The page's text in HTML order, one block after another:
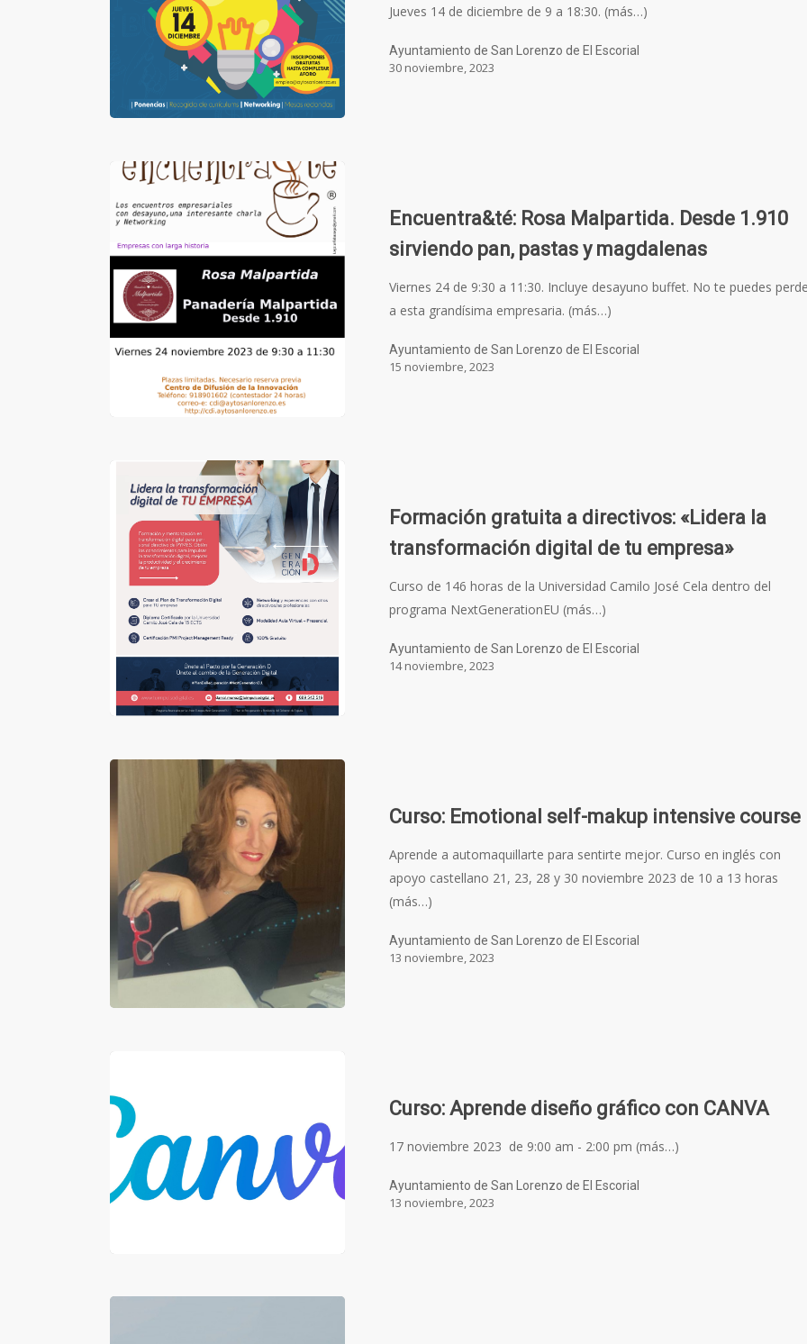
Jueves 14 de diciembre de 9 a 18:30. (más…)
Ayuntamiento de San Lorenzo de El Escorial
30 noviembre, 2023
Encuentra&té: Rosa Malpartida. Desde 1.910
sirviendo pan, pastas y magdalenas
Viernes 24 de 9:30 a 11:30. Incluye desayuno buffet. No te puedes
a esta grandísima empresaria. (más…)
Ayuntamiento de San Lorenzo de El Escorial
15 noviembre, 2023
Formación gratuita a directivos: «Lidera la
transformación digital de tu empresa»
Curso de 146 horas de la Universidad Camilo José Cela dentro del
programa NextGenerationEU (más…)
Ayuntamiento de San Lorenzo de El Escorial
14 noviembre, 2023
Curso: Emotional self-makup intensive course
Aprende a automaquillarte para sentirte mejor. Curso en inglés con
apoyo castellano 21, 23, 28 y 30 noviembre 2023 de 10 a 13 horas
(más…)
Ayuntamiento de San Lorenzo de El Escorial
13 noviembre, 2023
Curso: Aprende diseño gráfico con CANVA
17 noviembre 2023 de 9:00 am - 2:00 pm (más…)
Ayuntamiento de San Lorenzo de El Escorial
13 noviembre, 2023